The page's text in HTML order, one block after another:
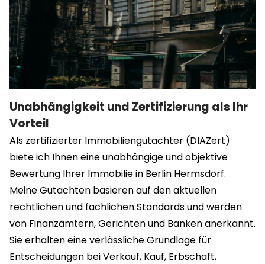
Unabhängigkeit und Zertifizierung als Ihr
Vorteil
Als zertifizierter Immobiliengutachter (DIAZert)
biete ich Ihnen eine unabhängige und objektive
Bewertung Ihrer Immobilie in Berlin Hermsdorf.
Meine Gutachten basieren auf den aktuellen
rechtlichen und fachlichen Standards und werden
von Finanzämtern, Gerichten und Banken anerkannt.
Sie erhalten eine verlässliche Grundlage für
Entscheidungen bei Verkauf, Kauf, Erbschaft,